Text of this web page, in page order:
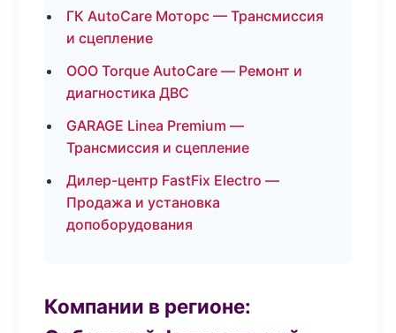
ГК AutoCare Моторс — Трансмиссия
и сцепление
ООО Torque AutoCare — Ремонт и
диагностика ДВС
GARAGE Linea Premium —
Трансмиссия и сцепление
Дилер-центр FastFix Electro —
Продажа и установка
допоборудования
Компании в регионе: